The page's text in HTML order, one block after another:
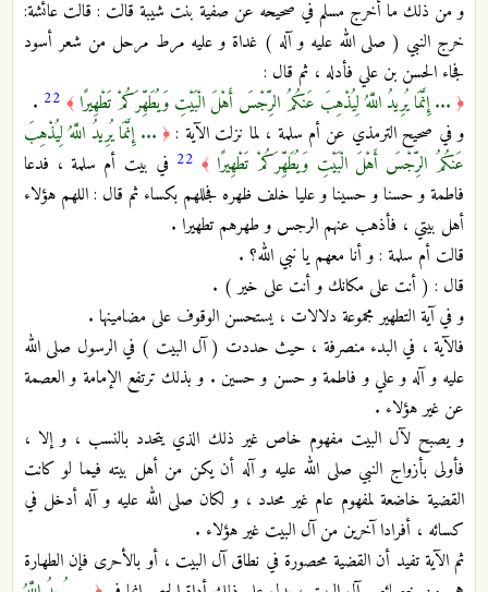
و من ذلك ما أخرج مسلم في صحيحه عن صفية بنت شيبة قالت : قالت عائشة:
خرج النبي ( صلى الله عليه و آله ) غداة و عليه مرط مرحل من شعر أسود
فجاء الحسن بن علي فأدله ، ثم قال :
﴿ ... إِنَّمَا يُرِيدُ اللَّهُ لِيُذْهِبَ عَنكُمُ الرِّجْسَ أَهْلَ الْبَيْتِ وَيُطَهِّرَكُمْ تَطْهِيرًا ﴾ 22
.
و في صحيح الترمذي عن أم سلمة ، لما نزلت الآية : ﴿ ... إِنَّمَا يُرِيدُ اللَّهُ لِيُذْهِبَ
عَنكُمُ الرِّجْسَ أَهْلَ الْبَيْتِ وَيُطَهِّرَكُمْ تَطْهِيرًا ﴾ 22 في بيت أم سلمة ، فدعا
فاطمة و حسنا و حسينا و عليا خلف ظهره فجللهم بكساء ثم قال : اللهم هؤلاء
أهل بيتي ، فأذهب عنهم الرجس و طهرهم تطهيرا .
قالت أم سلمة : و أنا معهم يا نبي الله؟ .
قال : ( أنت على مكانك و أنت على خير ) .
و في آية التطهير مجموعة دلالات ، يستحسن الوقوف على مضامينها .
فالآية ، في البدء منصرفة ، حيث حددت ( آل البيت ) في الرسول صلى الله
عليه و آله و علي و فاطمة و حسن و حسين . و بذلك ترتفع الإمامة و العصمة
عن غير هؤلاء .
و يصبح لآل البيت مفهوم خاص غير ذلك الذي يتحدد بالنسب ، و إلا ،
فأولى بأزواج النبي صلى الله عليه و آله أن يكن من أهل بيته فيما لو كانت
القضية خاضعة لمفهوم عام غير محدد ، و لكان صلى الله عليه و آله أدخل في
كسائه ، أفرادا آخرين من آل البيت غير هؤلاء .
ثم الآية تفيد أن القضية محصورة في نطاق آل البيت ، أو بالأحرى فإن الطهارة